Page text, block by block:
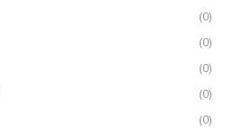
(0)
(0)
(0)
(0)
(0)